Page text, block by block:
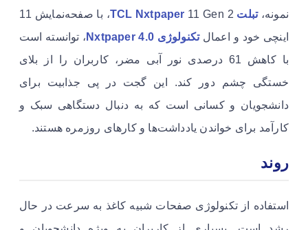
نمونه،تبلت TCL Nxtpaper
11 Gen 2، با صفحه‌نمایش 11
اینچی خود و اعمالتکنولوژی Nxtpaper 4.0
، توانسته است
با کاهش 61 درصدی نور آبی مضر، کاربران را از بلای
خستگی چشم دور کند. این گجت در پی جذابیت برای
دانشجویان و کسانی است که به دنبال دستگاهی سبک و
کارآمد برای خواندن یادداشت‌ها و کارهای روزمره هستند.
روند
استفاده از تکنولوژی صفحات شبیه کاغذ به سرعت در حال